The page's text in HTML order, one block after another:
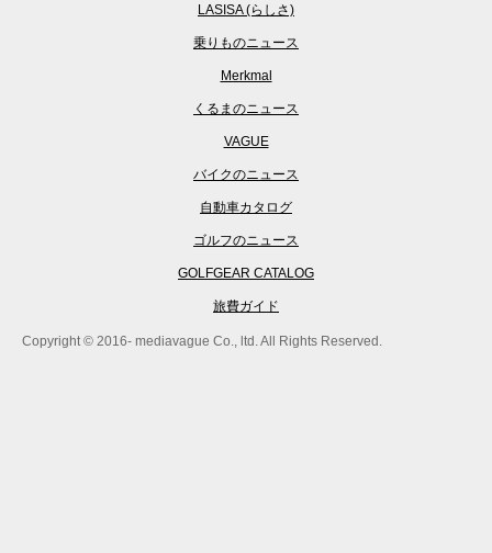
LASISA (らしさ)
乗りものニュース
Merkmal
くるまのニュース
VAGUE
バイクのニュース
自動車カタログ
ゴルフのニュース
GOLFGEAR CATALOG
旅費ガイド
Copyright © 2016- mediavague Co., ltd. All Rights Reserved.